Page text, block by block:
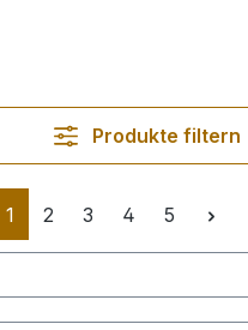
Produkte filtern
Seite
1 Seite
2 Seite
3 Seite
4 Seite
5